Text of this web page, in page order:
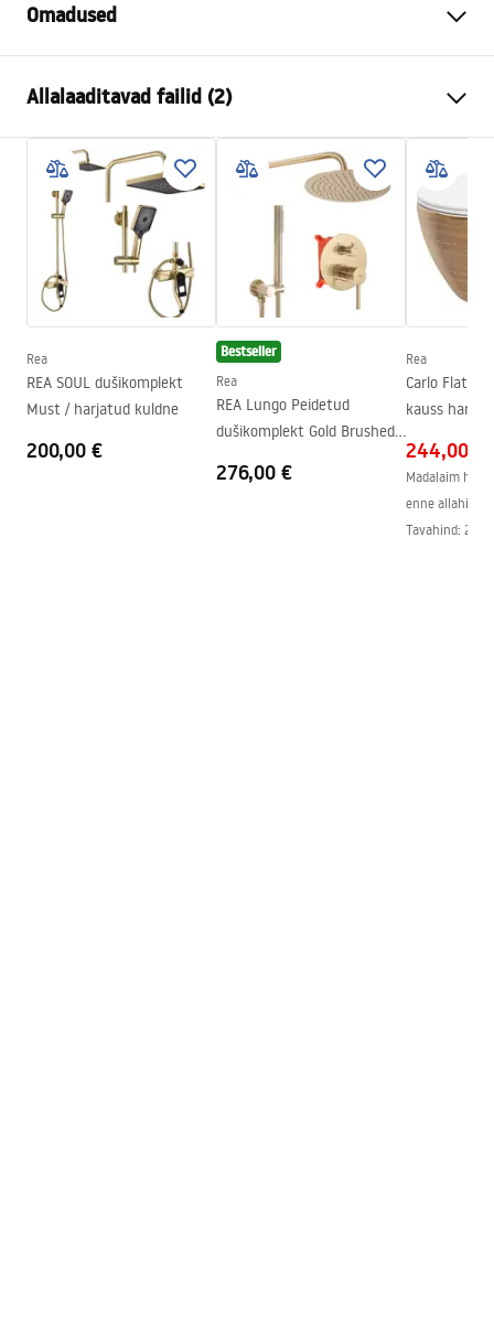
Omadused
Värv
Kabiini tüüp
Nurgas
Klaasi värvus
Transparent 6mm
Avamismeetod
Saab kallutada mõlemale poole
Paigaldamine
Dušialusel või põrandal
Kõrgus (mm)
2005
mm
Universaalne
Garantii
24 kuud
Easy Clean kate
Allalaaditavad failid (2)
shower manual
shower manual.pdf
Instrukcja montażu
Instrukcja_Hugo_double_PL.pdf
Rea
REA SOUL dušikomplekt
Must / harjatud kuldne
200,00 €
Bestseller
Rea
REA Lungo Peidetud
dušikomplekt Gold Brushed
276,00 €
Rea
Carlo Flat
kauss
244,00 €
Madalaim hind
enne
Tavahind: